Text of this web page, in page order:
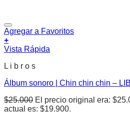
Agregar a Favoritos
+
Vista Rápida
L i b r o s
Álbum sonoro | Chin chin chin –
$25.000 El precio original era:
actual es: $19.900.